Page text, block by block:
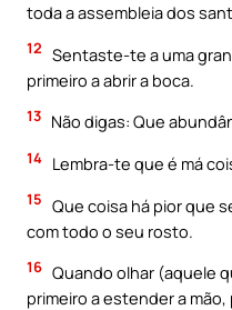
toda a assembleia dos
12 Sentaste-te a uma
primeiro a abrir a boca.
13 Não digas: Que
14 Lembra-te que é má
15 Que coisa há pior que
com todo o seu rosto.
16 Quando olhar (aquele
primeiro a estender a